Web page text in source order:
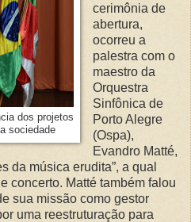
dos projetos
sociedade
cerimônia de
abertura,
ocorreu a
palestra com o
maestro da
Orquestra
Sinfônica de
Porto Alegre
(Ospa),
Evandro Matté,
da música erudita”, a qual
concerto. Matté também falou
sua missão como gestor
uma reestruturação para